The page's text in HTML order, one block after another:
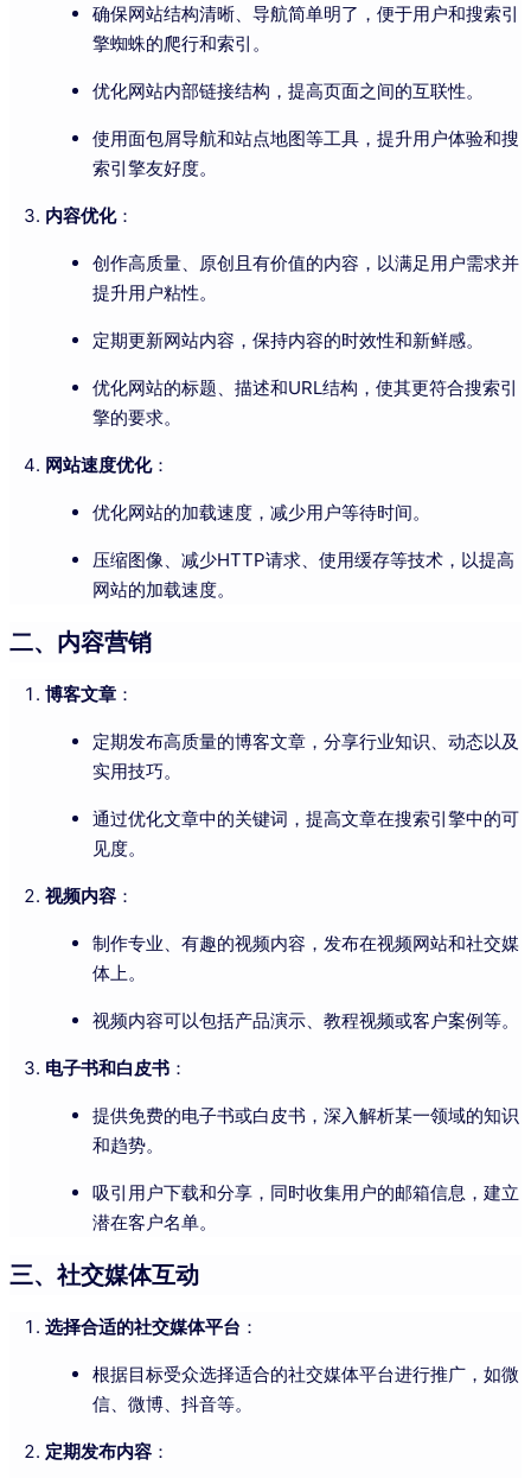
确保网站结构清晰、导航简单明了，便于用户和搜索引
擎蜘蛛的爬行和索引。
优化网站内部链接结构，提高页面之间的互联性。
使用面包屑导航和站点地图等工具，提升用户体验和搜
索引擎友好度。
内容优化：
创作高质量、原创且有价值的内容，以满足用户需求并
提升用户粘性。
定期更新网站内容，保持内容的时效性和新鲜感。
优化网站的标题、描述和URL结构，使其更符合搜索引
擎的要求。
网站速度优化：
优化网站的加载速度，减少用户等待时间。
压缩图像、减少HTTP请求、使用缓存等技术，以提高
网站的加载速度。
二、内容营销
博客文章 ：
定期发布高质量的博客文章，分享行业知识、动态以及
实用技巧。
通过优化文章中的关键词，提高文章在搜索引擎中的可
见度。
视频内容 ：
制作专业、有趣的视频内容，发布在视频网站和社交媒
体上。
视频内容可以包括产品演示、教程视频或客户案例等。
电子书和白皮书 ：
提供免费的电子书或白皮书，深入解析某一领域的知识
和趋势。
吸引用户下载和分享，同时收集用户的邮箱信息，建立
潜在客户名单。
三、社交媒体互动
选择合适的社交媒体平台 ：
根据目标受众选择适合的社交媒体平台进行推广，如微
信、微博、抖音等。
定期发布内容 ：